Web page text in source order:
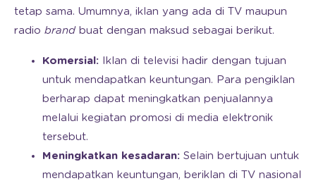
tetap sama. Umumnya, iklan yang ada di TV maupun
radio brand buat dengan maksud sebagai berikut.
Komersial: Iklan di televisi hadir dengan tujuan
untuk mendapatkan keuntungan. Para pengiklan
berharap dapat meningkatkan penjualannya
melalui kegiatan promosi di media elektronik
tersebut.
Meningkatkan kesadaran: Selain bertujuan untuk
mendapatkan keuntungan, beriklan di TV nasional